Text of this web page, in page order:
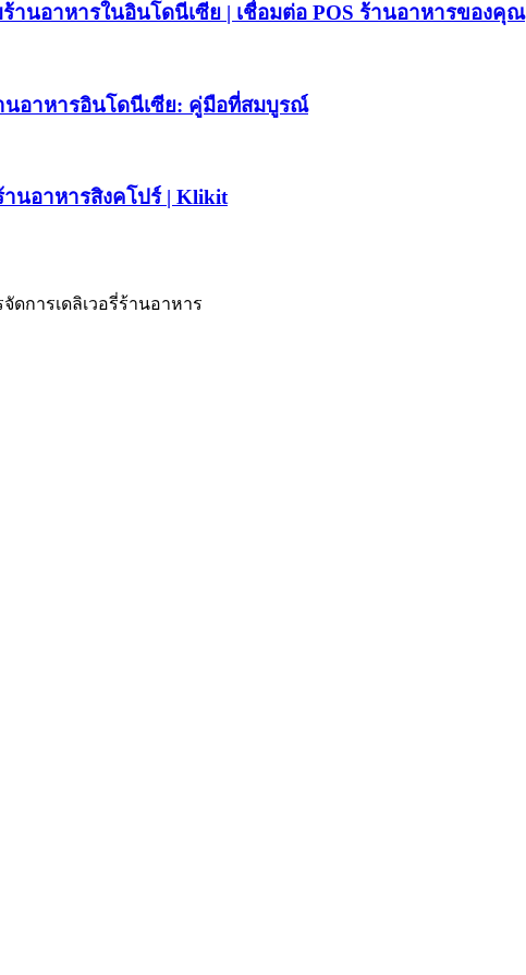
านอาหารในอินโดนีเซีย | เชื่อมต่อ POS ร้านอาหารของคุณ
นอาหารอินโดนีเซีย: คู่มือที่สมบูรณ์
านอาหารสิงคโปร์ | Klikit
การเดลิเวอรี่ร้านอาหาร